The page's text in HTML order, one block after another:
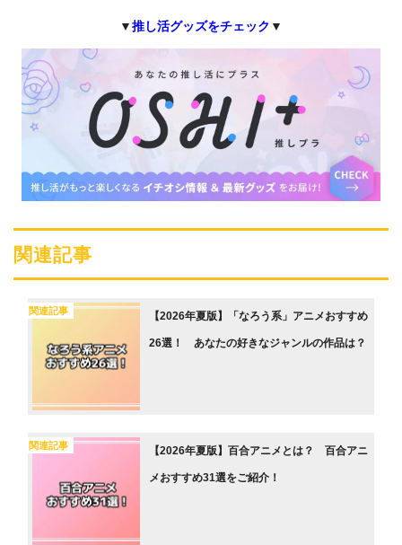
▼推し活グッズをチェック ▼
関連記事
関連記事 【2026年夏版】「なろう系」アニメおすすめ
26選！ あなたの好きなジャンルの作品は？
関連記事 【2026年夏版】百合アニメとは？ 百合アニ
メおすすめ31選をご紹介！